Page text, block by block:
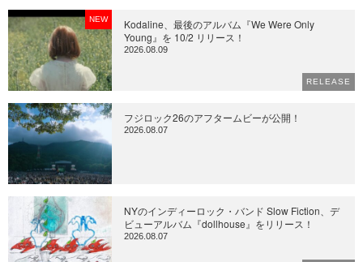
NEW
Kodaline、最後のアルバム『We Were Only
Young』を 10/2 リリース！
2026.08.09
RELEASE
フジロック26のアフタームビーが公開！
2026.08.07
NYのインディーロック・バンド Slow Fiction、デ
ビューアルバム『dollhouse』をリリース！
2026.08.07